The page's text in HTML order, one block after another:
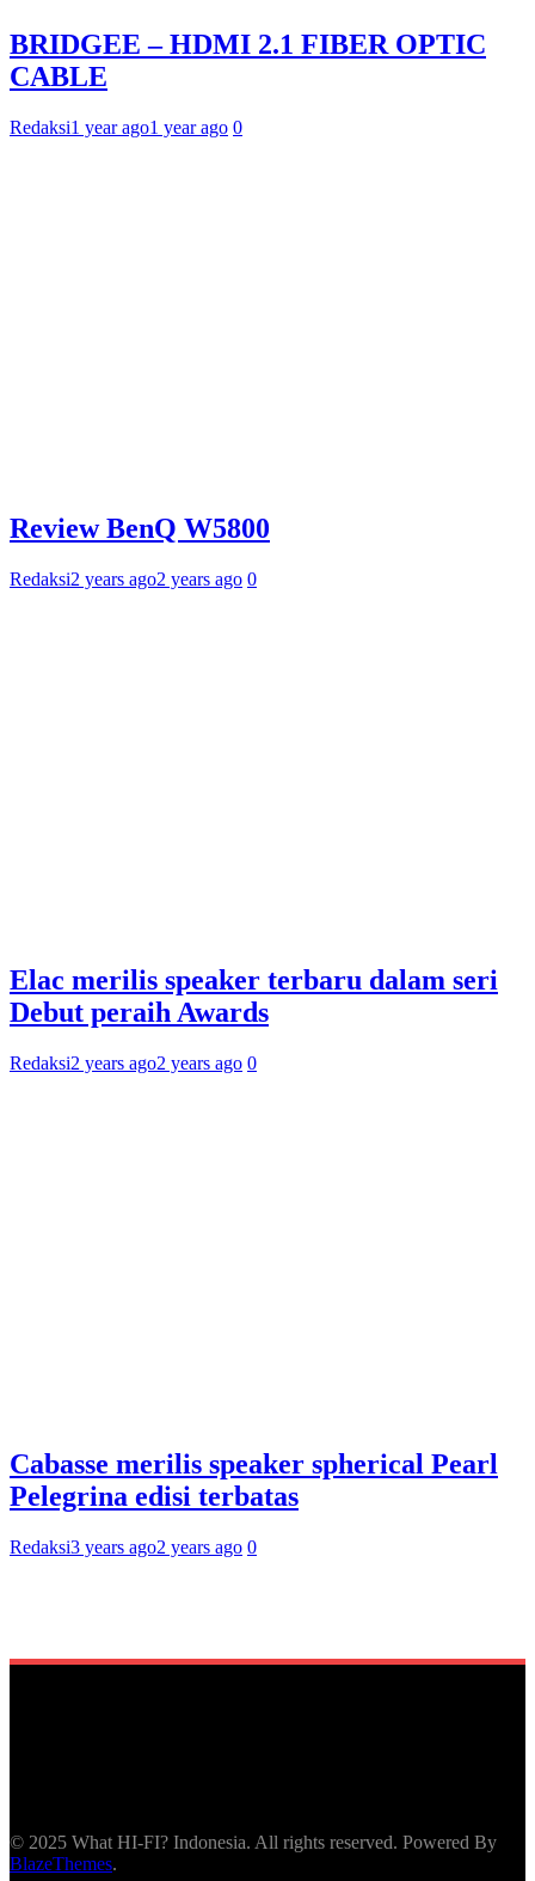
BRIDGEE – HDMI 2.1 FIBER OPTIC
CABLE
Redaksi1 year ago1 year ago 0
Review BenQ W5800
Redaksi2 years ago2 years ago 0
Elac merilis speaker terbaru dalam seri
Debut peraih Awards
Redaksi2 years ago2 years ago 0
Cabasse merilis speaker spherical Pearl
Pelegrina edisi terbatas
Redaksi3 years ago2 years ago 0
© 2025 What HI-FI? Indonesia. All rights reserved. Powered By
BlazeThemes.